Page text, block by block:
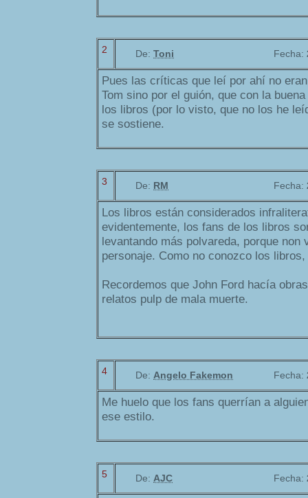
2 De: Toni Fecha:
Pues las críticas que leí por ahí no
Tom sino por el guión, que con la
los libros (por lo visto, que no los he
se sostiene.
3 De: RM Fecha:
Los libros están considerados
evidentemente, los fans de los libros
levantando más polvareda, porque non
personaje. Como no conozco los
Recordemos que John Ford hacía
relatos pulp de mala muerte.
4 De: Angelo Fakemon Fecha:
Me huelo que los fans querrían a
ese estilo.
5 De: AJC Fecha: